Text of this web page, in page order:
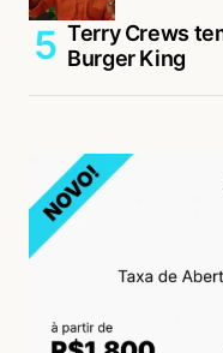
Terry Crews
Burger King